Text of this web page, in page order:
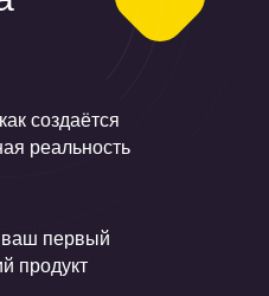
создаётся
реальность
первый
продукт